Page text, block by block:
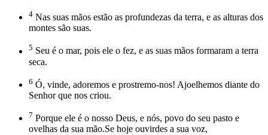
4 Nas suas mãos estão as profundezas da terra, e as alturas dos
montes são suas.
5 Seu é o mar, pois ele o fez, e as suas mãos formaram a terra
seca.
6 Ó, vinde, adoremos e prostremo-nos! Ajoelhemos diante do
Senhor que nos criou.
7 Porque ele é o nosso Deus, e nós, povo do seu pasto e
ovelhas da sua mão.Se hoje ouvirdes a sua voz,